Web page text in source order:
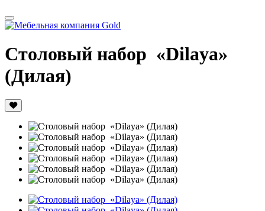
Столовый набор «Dilaya»
(Дилая)